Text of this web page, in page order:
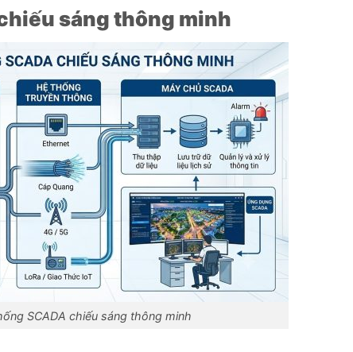
sáng thông minh
SCADA chiếu sáng thông minh